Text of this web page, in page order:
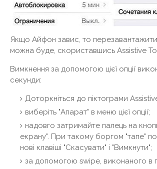
Якщо Айфон завис, то
можна буде, скориставшись Assistive
Вимкнення за допомогою цієї опції
секунди:
Доторкніться до піктограми
виберіть "Апарат" в меню цієї опції;
надовго затримайте палець на
екрану". При такому боргом "тапе"
нові клавіші "Скасувати" і "Вимкнути";
за допомогою swipe, виконаного в